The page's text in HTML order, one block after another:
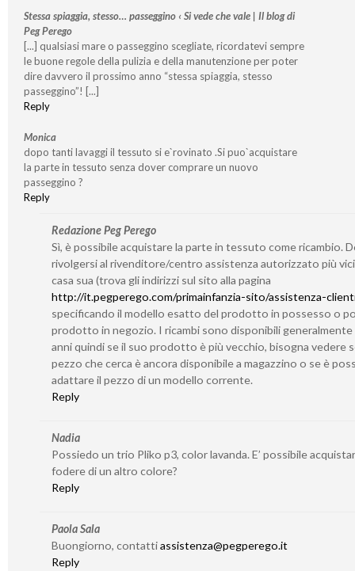
Stessa spiaggia, stesso… passeggino ‹ Si vede che vale | Il blog di
Peg Perego
[...] qualsiasi mare o passeggino scegliate, ricordatevi sempre
le buone regole della pulizia e della manutenzione per poter
dire davvero il prossimo anno “stessa spiaggia, stesso
passeggino”! [...]
Reply
Monica
dopo tanti lavaggi il tessuto si e`rovinato .Si puo`acquistare
la parte in tessuto senza dover comprare un nuovo
passeggino ?
Reply
Redazione Peg Perego
Sì, è possibile acquistare la parte in tessuto come ricambio.
rivolgersi al rivenditore/centro assistenza autorizzato più
casa sua (trova gli indirizzi sul sito alla pagina
http://it.pegperego.com/primainfanzia-sito/assistenza-
specificando il modello esatto del prodotto in possesso o
prodotto in negozio. I ricambi sono disponibili generalmente
anni quindi se il suo prodotto è più vecchio, bisogna vedere
pezzo che cerca è ancora disponibile a magazzino o se è
adattare il pezzo di un modello corrente.
Reply
Nadia
Possiedo un trio Pliko p3, color lavanda. E’ possibile
fodere di un altro colore?
Reply
Paola Sala
Buongiorno, contattiassistenza@pegperego.it
Reply